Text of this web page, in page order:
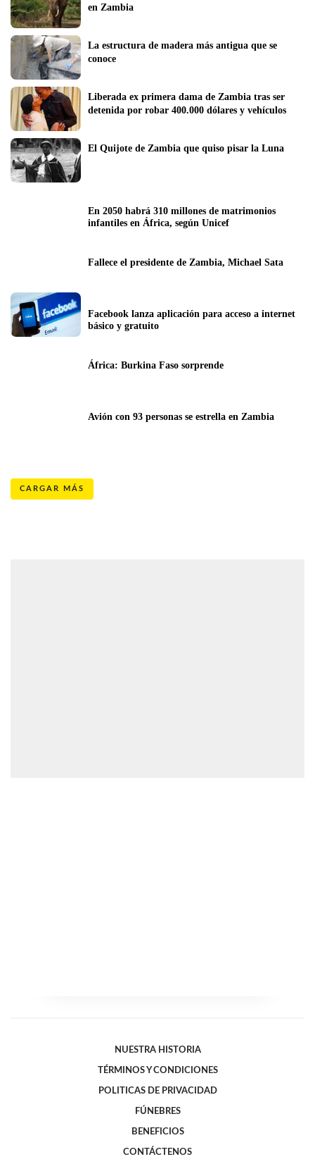
en Zambia
La estructura de madera más antigua que se
Liberada ex primera dama de Zambia tras ser
detenida por robar 400.000 dólares y vehículos
El Quijote de Zambia que quiso pisar la Luna
En 2050 habrá 310 millones de matrimonios
infantiles en África, según Unicef
Fallece el presidente de Zambia, Michael Sata
Facebook lanza aplicación para acceso a internet
básico y gratuito
África: Burkina Faso sorprende
Avión con 93 personas se estrella en Zambia
CARGAR MÁS
NUESTRA HISTORIA
TÉRMINOS Y CONDICIONES
POLITICAS DE PRIVACIDAD
FÚNEBRES
BENEFICIOS
CONTÁCTENOS